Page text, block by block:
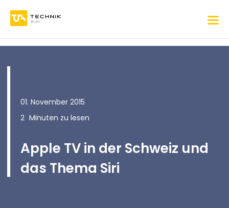
01. November 2015
2 Minuten zu lesen
Apple TV in der Schweiz und
das Thema Siri